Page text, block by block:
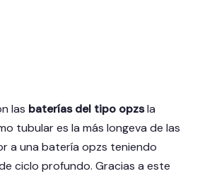
las baterías del tipo opzsla
tubular es la más longeva de las
a una batería opzs teniendo
ciclo profundo. Gracias a este